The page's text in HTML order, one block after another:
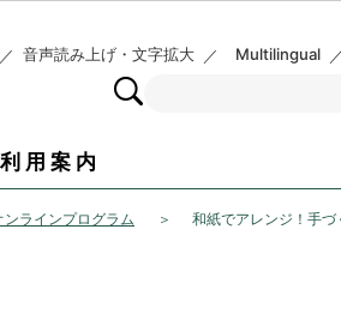
音声読み上げ・文字拡大 Multilingual
用案内
ンラインプログラム 和紙でアレンジ！手づ